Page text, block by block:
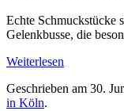
Echte Schmuckstücke
Gelenkbusse, die
Weiterlesen
Geschrieben am 30.
in Köln.